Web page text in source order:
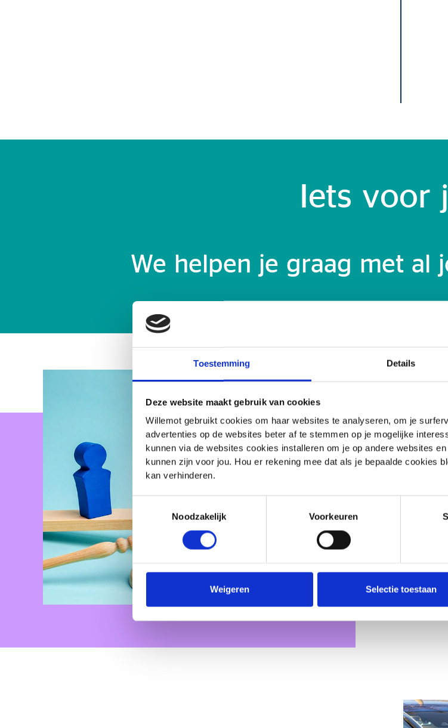
Toestemming Details
Deze website maakt gebruik van cookies
Willemot gebruikt cookies om haar websites te analyseren, om je
advertenties op de websites beter af te stemmen op je mogelijke
kunnen via de websites cookies installeren om je op andere websites
kunnen zijn voor jou. Hou er rekening mee dat als je bepaalde cookies
kan verhinderen.
Noodzakelijk
Voorkeuren
Weigeren Selectie toestaan
Iets voor
We helpen je graag met al